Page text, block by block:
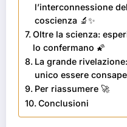
l’interconnessione
coscienza 🔬✨
Oltre la scienza:
lo confermano 🌠
La grande
unico essere
Per riassumere 🚀
Conclusioni